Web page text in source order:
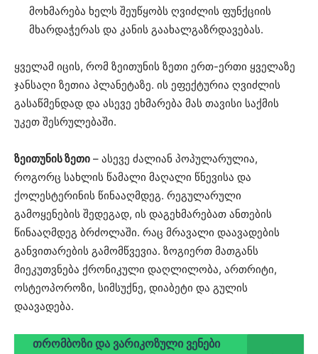
მოხმარება ხელს შეუწყობს ღვიძლის ფუნქციის
მხარდაჭერას და კანის გაახალგაზრდავებას.
ყველამ იცის, რომ ზეითუნის ზეთი ერთ-ერთი ყველაზე
ჯანსაღი ზეთია პლანეტაზე. ის ეფექტურია ღვიძლის
გასაწმენდად და ასევე ეხმარება მას თავისი საქმის
უკეთ შესრულებაში.
ზეითუნის ზეთი – ასევე ძალიან პოპულარულია,
როგორც სახლის წამალი მაღალი წნევისა და
ქოლესტერინის წინააღმდეგ. რეგულარული
გამოყენების შედეგად, ის დაგეხმარებათ ანთების
წინააღმდეგ ბრძოლაში. რაც მრავალი დაავადების
განვითარების გამომწვევია. ზოგიერთ მათგანს
მიეკუთვნება ქრონიკული დაღლილობა, ართრიტი,
ოსტეოპოროზი, სიმსუქნე, დიაბეტი და გულის
დაავადება.
თრომბოზი და ვარიკოზული ვენები